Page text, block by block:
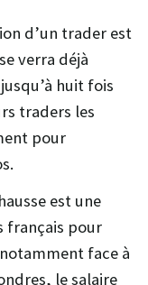
d’un trader est
verra déjà
huit fois
traders les
pour
est une
français pour
face à
le salaire